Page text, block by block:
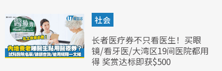
社会
长者医疗券不只看医生！买眼
镜/看牙医/大湾区19间医院都用
得 奖赏达标即获$500